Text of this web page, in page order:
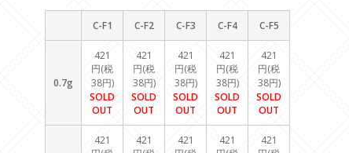
C-F1 C-F2 C-F3 C-F4 C-F5
0.7g
421
円(税
38円)
SOLD
OUT
421
円(税
38円)
SOLD
OUT
421
円(税
38円)
SOLD
OUT
421
円(税
38円)
SOLD
OUT
421
円(税
38円)
SOLD
OUT
421
421
421
421
421